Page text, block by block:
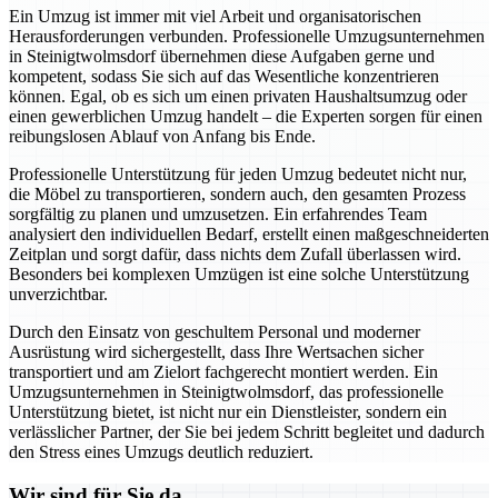
Ein Umzug ist immer mit viel Arbeit und organisatorischen
Herausforderungen verbunden. Professionelle Umzugsunternehmen
in Steinigtwolmsdorf übernehmen diese Aufgaben gerne und
kompetent, sodass Sie sich auf das Wesentliche konzentrieren
können. Egal, ob es sich um einen privaten Haushaltsumzug oder
einen gewerblichen Umzug handelt – die Experten sorgen für einen
reibungslosen Ablauf von Anfang bis Ende.
Professionelle Unterstützung für jeden Umzug bedeutet nicht nur,
die Möbel zu transportieren, sondern auch, den gesamten Prozess
sorgfältig zu planen und umzusetzen. Ein erfahrendes Team
analysiert den individuellen Bedarf, erstellt einen maßgeschneiderten
Zeitplan und sorgt dafür, dass nichts dem Zufall überlassen wird.
Besonders bei komplexen Umzügen ist eine solche Unterstützung
unverzichtbar.
Durch den Einsatz von geschultem Personal und moderner
Ausrüstung wird sichergestellt, dass Ihre Wertsachen sicher
transportiert und am Zielort fachgerecht montiert werden. Ein
Umzugsunternehmen in Steinigtwolmsdorf, das professionelle
Unterstützung bietet, ist nicht nur ein Dienstleister, sondern ein
verlässlicher Partner, der Sie bei jedem Schritt begleitet und dadurch
den Stress eines Umzugs deutlich reduziert.